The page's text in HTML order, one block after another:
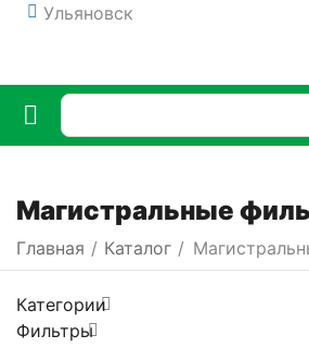
Ульяновск
Магистральные
Главная / Каталог /
Категории
Фильтры